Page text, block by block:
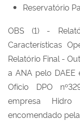
Reservatório
OBS (1) -
Características
Relatório Final -
a ANA pelo
Ofício DPO
empresa Hidro
encomendado